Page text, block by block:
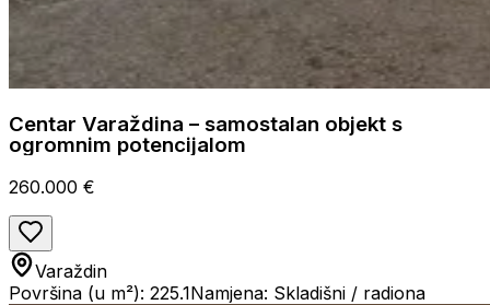
Centar Varaždina – samostalan objekt s
ogromnim potencijalom
260.000 €
Varaždin
Površina (u m²): 225.1Namjena: Skladišni / radiona